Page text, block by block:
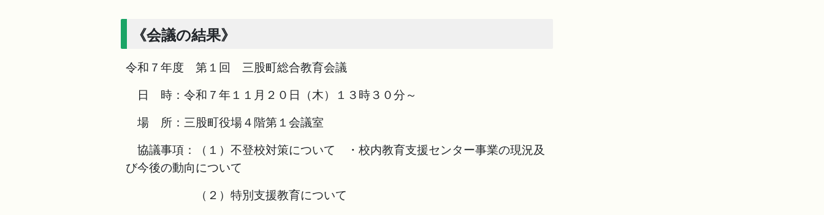
《会議の結果》
令和７年度 第１回 三股町総合教育会議
日 時：令和７年１１月２０日（木）１３時３０分～
場 所：三股町役場４階第１会議室
協議事項：（１）不登校対策について ・校内教育支援センター事業の現況及
び今後の動向について
（２）特別支援教育について